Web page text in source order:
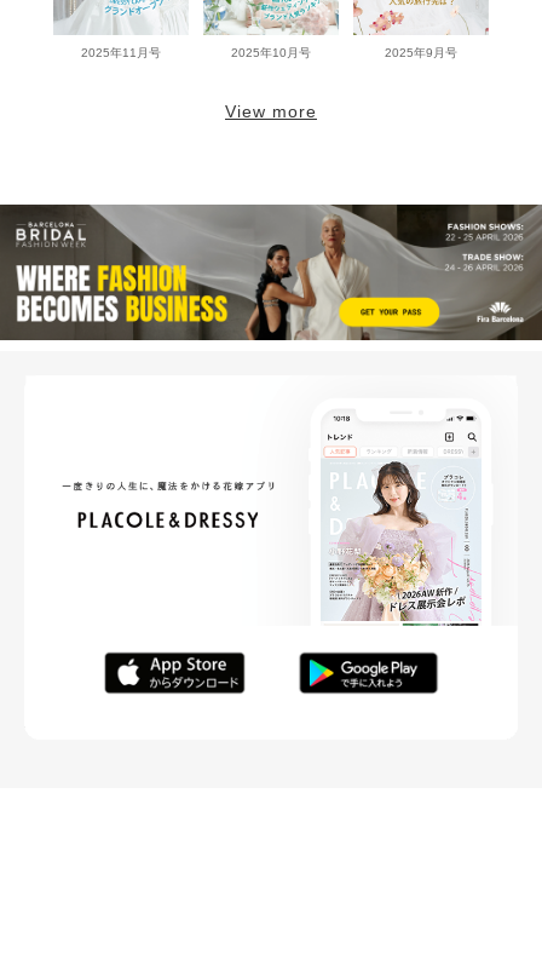
2025年11月号 2025年10月号 2025年9月号
View more